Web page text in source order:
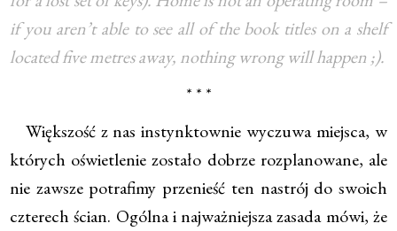
if you aren’t able to see all of the book titles on a shelf
located five metres away, nothing wrong will happen ;).
* * *
Większość z nas instynktownie wyczuwa miejsca, w
których oświetlenie zostało dobrze rozplanowane, ale
nie zawsze potrafimy przenieść ten nastrój do swoich
czterech ścian. Ogólna i najważniejsza zasada mówi, że